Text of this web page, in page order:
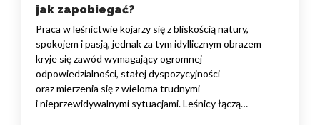
jak zapobiegać?
Praca w leśnictwie kojarzy się z bliskością natury,
spokojem i pasją, jednak za tym idyllicznym obrazem
kryje się zawód wymagający ogromnej
odpowiedzialności, stałej dyspozycyjności
oraz mierzenia się z wieloma trudnymi
i nieprzewidywalnymi sytuacjami. Leśnicy łączą